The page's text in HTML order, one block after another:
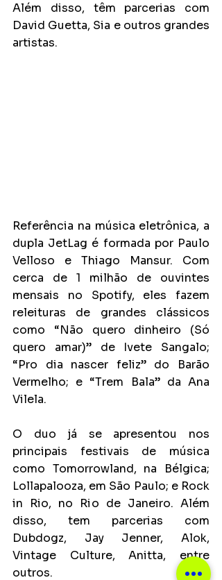
Além disso, têm parcerias com
David Guetta, Sia e outros grandes
artistas.
Referência na música eletrônica, a
dupla JetLag é formada por Paulo
Velloso e Thiago Mansur. Com
cerca de 1 milhão de ouvintes
mensais no Spotify, eles fazem
releituras de grandes clássicos
como “Não quero dinheiro (Só
quero amar)” de Ivete Sangalo;
“Pro dia nascer feliz” do Barão
Vermelho; e “Trem Bala” da Ana
Vilela.
O duo já se apresentou nos
principais festivais de música
como Tomorrowland, na Bélgica;
Lollapalooza, em São Paulo; e Rock
in Rio, no Rio de Janeiro. Além
disso, tem parcerias com
Dubdogz, Jay Jenner, Alok,
Vintage Culture, Anitta, entre
outros.